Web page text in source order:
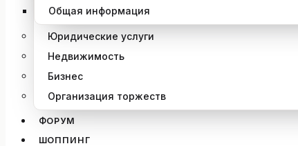
Общая информация
Юридические услуги
Недвижимость
Бизнес
Организация торжеств
ФОРУМ
ШОППИНГ